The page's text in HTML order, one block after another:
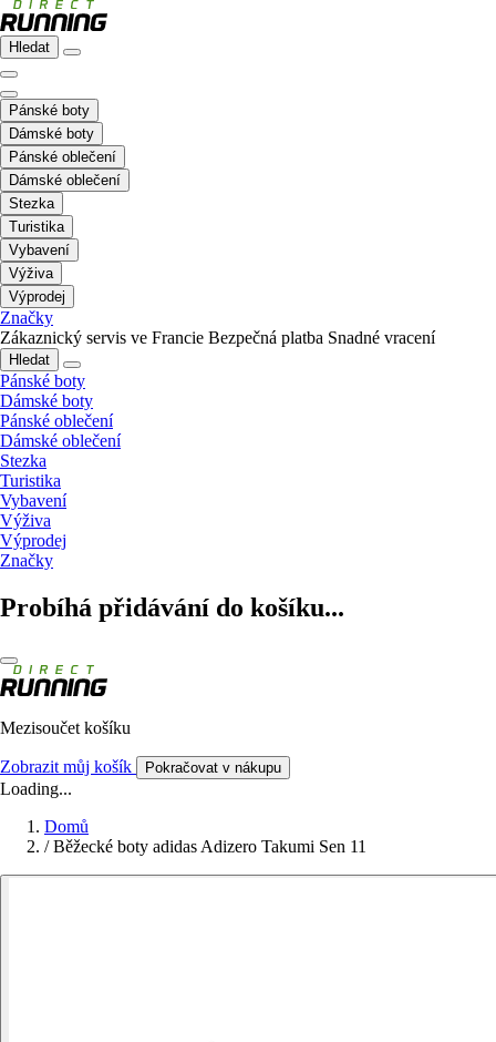
Hledat
Pánské boty
Dámské boty
Pánské oblečení
Dámské oblečení
Stezka
Turistika
Vybavení
Výživa
Výprodej
Značky
Zákaznický servis ve Francie Bezpečná platba Snadné vracení
Hledat
Pánské boty
Dámské boty
Pánské oblečení
Dámské oblečení
Stezka
Turistika
Vybavení
Výživa
Výprodej
Značky
Probíhá přidávání do košíku...
Mezisoučet košíku
Zobrazit můj košík Pokračovat v nákupu
Loading...
Domů
/ Běžecké boty adidas Adizero Takumi Sen 11